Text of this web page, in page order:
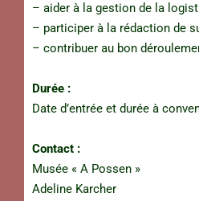
– aider à la gestion de la
– participer à la rédaction de
– contribuer au bon
Durée :
Date d’entrée et durée à
Contact :
Musée « A Possen »
Adeline Karcher